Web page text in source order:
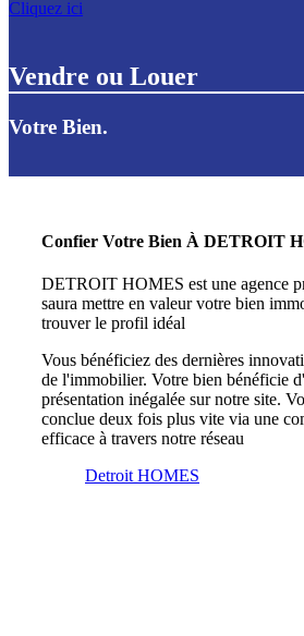
Cliquez ici
Vendre ou Louer
Votre Bien.
Confier Votre Bien À DETROIT
DETROIT HOMES est une agence
saura mettre en valeur votre bien
trouver le profil idéal
Vous bénéficiez des dernières
de l'immobilier. Votre bien bénéficie
présentation inégalée sur notre site.
conclue deux fois plus vite via une
efficace à travers notre réseau
Detroit HOMES